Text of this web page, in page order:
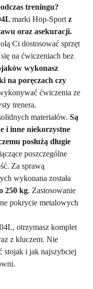
treningu?
marki Hop-Sport z
oraz asekuracji.
Ci dostosować sprzęt
na ćwiczeniach bez
wykonasz
na poręczach czy
ćwiczenia ze
trenera.
materiałów. Są
i inne niekorzystne
posłużą długie
poszczególne
Za sprawą
wykonana została
250 kg. Zastosowanie
pokrycie metalowych
otrzymasz komplet
z kluczem. Nie
stojak i jak najszybciej